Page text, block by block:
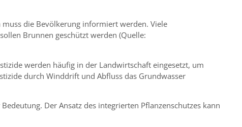
die Bevölkerung informiert werden. Viele
Brunnen geschützt werden (Quelle:
werden häufig in der Landwirtschaft eingesetzt, um
durch Winddrift und Abfluss das Grundwasser
Der Ansatz des integrierten Pflanzenschutzes kann